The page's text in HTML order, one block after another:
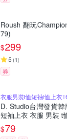
Roush 翻玩
79)
$299
5 (1)
券
衣服男裝t恤短袖t恤上衣
D. Studio台灣發貨
短袖上衣 衣服 男裝 t
$79